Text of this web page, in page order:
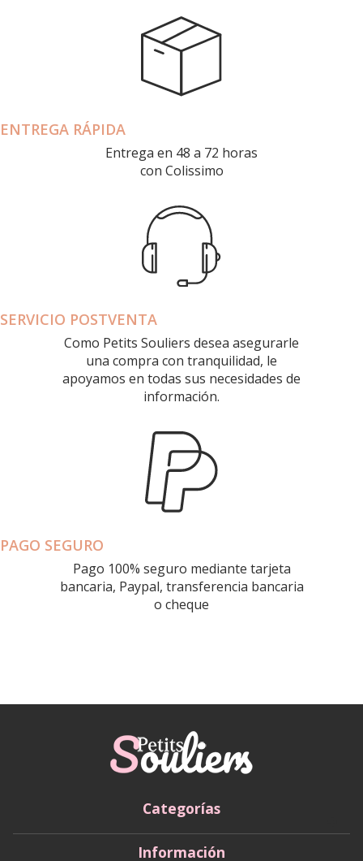
ENTREGA RÁPIDA
Entrega en 48 a 72 horas
con Colissimo
SERVICIO POSTVENTA
Como Petits Souliers desea asegurarle
una compra con tranquilidad, le
apoyamos en todas sus necesidades de
información.
PAGO SEGURO
Pago 100% seguro mediante tarjeta
bancaria, Paypal, transferencia bancaria
o cheque
Categorías
Información